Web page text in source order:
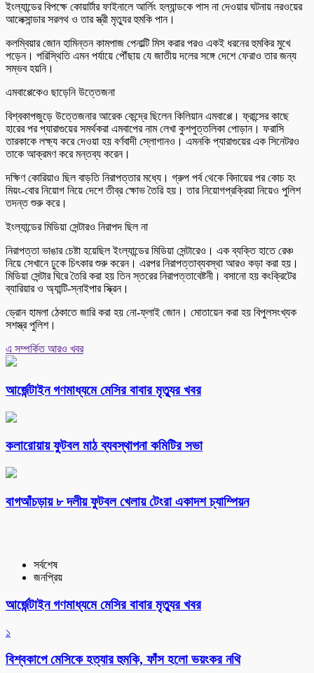
ইংল্যান্ডের বিপক্ষে কোয়ার্টার ফাইনালে আর্লিং হল্যান্ডকে পাস না দেওয়ার ঘটনায় নরওয়ের
আলেক্সান্ডার সরলথ ও তার স্ত্রী মৃত্যুর হুমকি পান।
কলম্বিয়ার জোন হামিন্তন কামপাজ পেনাল্টি মিস করার পরও একই ধরনের হুমকির মুখে
পড়েন। পরিস্থিতি এমন পর্যায়ে পৌঁছায় যে জাতীয় দলের সঙ্গে দেশে ফেরাও তার জন্য
সম্ভব হয়নি।
এমবাপ্পেকেও ছাড়েনি উত্তেজনা
বিশ্বকাপজুড়ে উত্তেজনার আরেক কেন্দ্রে ছিলেন কিলিয়ান এমবাপ্পে। ফ্রান্সের কাছে
হারের পর প্যারাগুয়ের সমর্থকরা এমবাপের নাম লেখা কুশপুত্তলিকা পোড়ান। ফরাসি
তারকাকে লক্ষ্য করে দেওয়া হয় বর্ণবাদী স্লোগানও। এমনকি প্যারাগুয়ের এক সিনেটরও
তাকে আক্রমণ করে মন্তব্য করেন।
দক্ষিণ কোরিয়াও ছিল বাড়তি নিরাপত্তার মধ্যে। গ্রুপ পর্ব থেকে বিদায়ের পর কোচ হং
মিয়ং-বোর নিয়োগ নিয়ে দেশে তীব্র ক্ষোভ তৈরি হয়। তার নিয়োগপ্রক্রিয়া নিয়েও পুলিশ
তদন্ত শুরু করে।
ইংল্যান্ডের মিডিয়া সেন্টারও নিরাপদ ছিল না
নিরাপত্তা ভাঙার চেষ্টা হয়েছিল ইংল্যান্ডের মিডিয়া সেন্টারেও। এক ব্যক্তি হাতে রেঞ্চ
নিয়ে সেখানে ঢুকে চিৎকার শুরু করেন। এরপর নিরাপত্তাব্যবস্থা আরও কড়া করা হয়।
মিডিয়া সেন্টার ঘিরে তৈরি করা হয় তিন স্তরের নিরাপত্তাবেষ্টনী। বসানো হয় কংক্রিটের
ব্যারিয়ার ও অ্যান্টি-স্নাইপার স্ক্রিন।
ড্রোন হামলা ঠেকাতে জারি করা হয় নো-ফ্লাই জোন। মোতায়েন করা হয় বিপুলসংখ্যক
সশস্ত্র পুলিশ।
এ সম্পর্কিত আরও খবর
আর্জেন্টাইন গণমাধ্যমে মেসির বাবার মৃত্যুর খবর
কলারোয়ায় ফুটবল মাঠ ব্যবস্থাপনা কমিটির সভা
বাগআঁচড়ায় ৮ দলীয় ফুটবল খেলায় টেংরা একাদশ চ্যাম্পিয়ন
সর্বশেষ
জনপ্রিয়
আর্জেন্টাইন গণমাধ্যমে মেসির বাবার মৃত্যুর খবর
১
বিশ্বকাপে মেসিকে হত্যার হুমকি, ফাঁস হলো ভয়ংকর নথি